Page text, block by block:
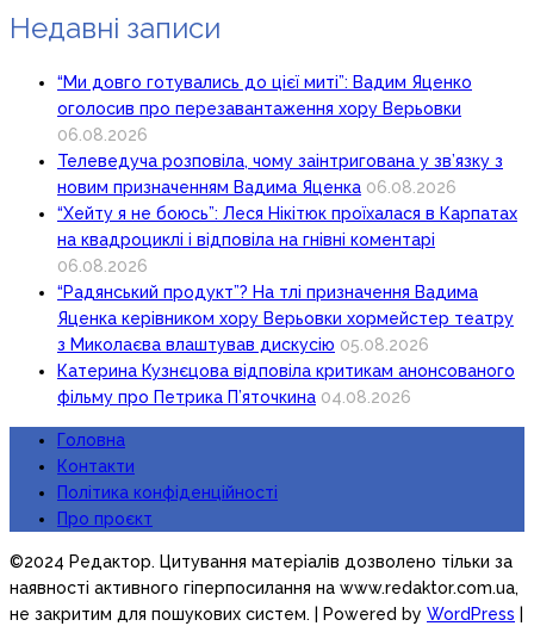
Недавні записи
“Ми довго готувались до цієї миті”: Вадим Яценко
оголосив про перезавантаження хору Верьовки
06.08.2026
Телеведуча розповіла, чому заінтригована у зв’язку з
новим призначенням Вадима Яценка 06.08.2026
“Хейту я не боюсь”: Леся Нікітюк проїхалася в Карпатах
на квадроциклі і відповіла на гнівні коментарі
06.08.2026
“Радянський продукт”? На тлі призначення Вадима
Яценка керівником хору Верьовки хормейстер театру
з Миколаєва влаштував дискусію 05.08.2026
Катерина Кузнєцова відповіла критикам анонсованого
фільму про Петрика П’яточкина 04.08.2026
Головна
Контакти
Політика конфіденційності
Про проєкт
©2024 Редактор. Цитування матеріалів дозволено тільки за
наявності активного гіперпосилання на www.redaktor.com.ua,
не закритим для пошукових систем. | Powered by WordPress